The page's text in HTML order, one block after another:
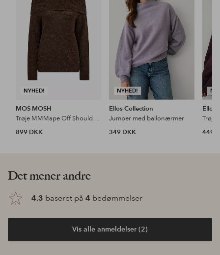
NYHED!
favoritter
MOS MOSH
Trøje MMMape Off Shoulder Knit
899 DKK
NYHED!
Ellos Collection
Jumper med ballonærmer
349 DKK
Ellos
Trøje
449
Det mener andre
4.3 baseret på 4 bedømmelser
Vis alle anmeldelser (2)